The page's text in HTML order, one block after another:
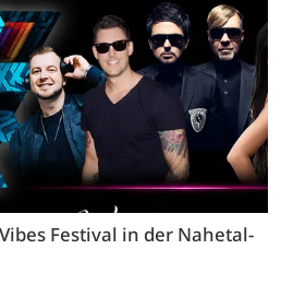
Festival in der Nahetal-